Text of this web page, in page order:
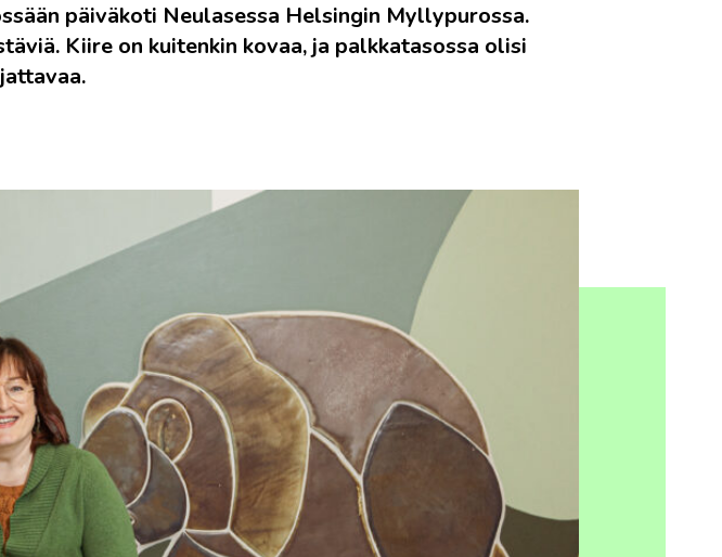
päiväkoti Neulasessa Helsingin Myllypurossa.
Kiire on kuitenkin kovaa, ja palkkatasossa olisi